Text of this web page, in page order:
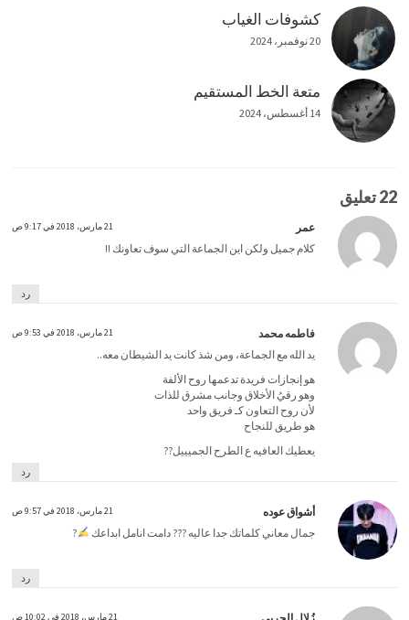
كشوفات الغياب
20 نوفمبر، 2024
متعة الخط المستقيم
14 أغسطس، 2024
22 تعليق
عمر 21 مارس، 2018 في 9:17 ص
كلام جميل ولكن اين الجماعة التي سوف تعاونك !!
رد
فاطمه محمد 21 مارس، 2018 في 9:53 ص
يد الله مع الجماعة، ومن شذ كانت يد الشيطان معه..
هو إنجازات فريدة تدعمها روح الألفة
وهو رقيُ الأخلاق وجانب مشرق للذات
لأن روح التعاون كـ فريق واحد
هو طريق للنجاح
يعطيك العافيه ع الطرح الجميييل??
رد
أشواق عوده 21 مارس، 2018 في 9:57 ص
جمال معاني كلماتك جدا عاليه ??? دامت انامل ابداعك ?
رد
21 مارس، 2018 في 10:02 ص